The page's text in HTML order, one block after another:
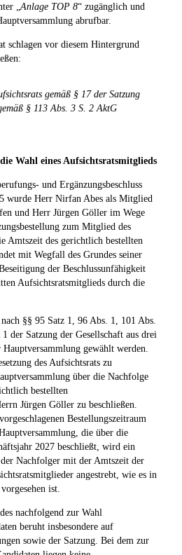
„ Anlage TOP 8“ zugänglich und
abrufbar.
schlagen vor diesem Hintergrund
gemäß § 17 der Satzung
§ 113 Abs. 3 S. 2 AktG
Wahl eines Aufsichtsratsmitglieds
und Ergänzungsbeschluss
wurde Herr Nirfan Abes als Mitglied
und Herr Jürgen Göller im Wege
zum Mitglied des
Amtszeit des gerichtlich bestellten
mit Wegfall des Grundes seiner
der Beschlussunfähigkeit
Aufsichtsratsmitglieds durch die
§§ 95 Satz 1, 96 Abs. 1, 101 Abs.
der Satzung der Gesellschaft aus drei
gewählt werden.
des Aufsichtsrats zu
über die Nachfolge
bestellten
Jürgen Göller zu beschließen.
Bestellungszeitraum
die über die
2027 beschließt, wird ein
Nachfolger mit der Amtszeit der
angestrebt, wie es in
ist.
nachfolgend zur Wahl
beruht insbesondere auf
sowie der Satzung. Bei dem zur